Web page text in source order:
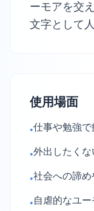
ーモアを交
文字として
使用場面
•仕事や勉強
•外出したく
•社会への諦め
•自虐的なユ